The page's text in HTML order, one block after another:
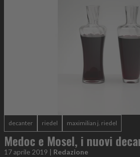
decanter riedel maximilian j. riedel
Medoc e Mosel, i nuovi
17 aprile 2019 | Redazione